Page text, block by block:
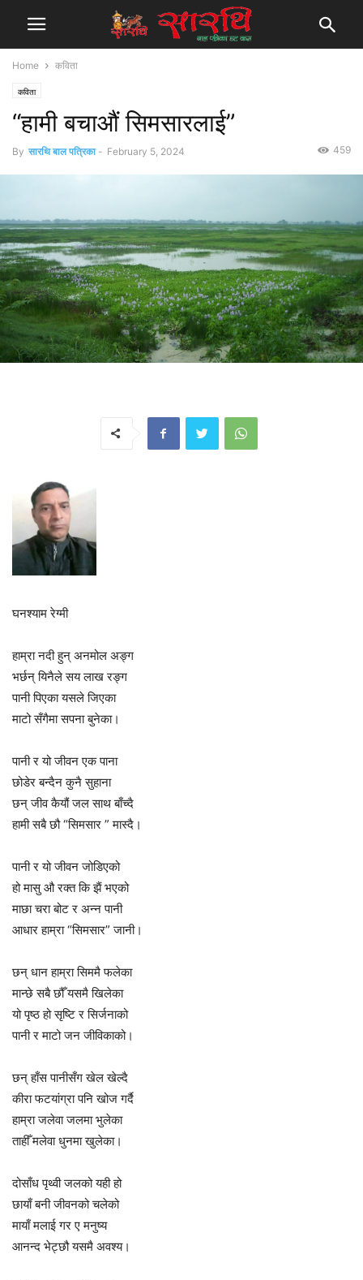
Home कविता
कविता
“हामी बचाऔं सिमसारलाई”
By सारथि बाल पत्रिका - February 5, 2024 459
घनश्याम रेग्मी
हाम्रा नदी हुन् अनमोल अङ्ग
भर्छन् यिनैले सय लाख रङ्ग
पानी पिएका यसले जिएका
माटो सँगैमा सपना बुनेका।
पानी र यो जीवन एक पाना
छोडेर बन्दैन कुनै सुहाना
छन् जीव कैयौं जल साथ बाँच्दै
हामी सबै छौ “सिमसार ” मास्दै।
पानी र यो जीवन जोडिएको
हो मासु औ रक्त कि झैं भएको
माछा चरा बोट र अन्न पानी
आधार हाम्रा “सिमसार” जानी।
छन् धान हाम्रा सिममै फलेका
मान्छे सबै छौँ यसमै खिलेका
यो पृष्ठ हो सृष्टि र सिर्जनाको
पानी र माटो जन जीविकाको।
छन् हाँस पानीसँग खेल खेल्दै
कीरा फटयांग्रा पनि खोज गर्दै
हाम्रा जलेवा जलमा भुलेका
ताहीँ मलेवा धुनमा खुलेका।
दोसाँध पृथ्वी जलको यही हो
छायाँ बनी जीवनको चलेको
मायाँ मलाई गर ए मनुष्य
आनन्द भेट्छौ यसमै अवश्य।